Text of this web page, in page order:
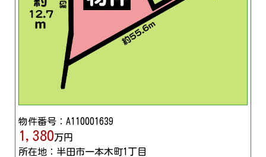
物件番号：A110001639
1,380万円
所在地：半田市一本木町1丁目